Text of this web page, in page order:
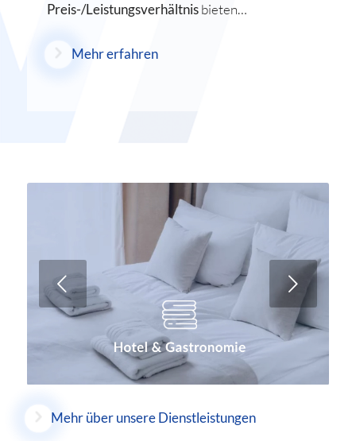
Preis-/Leistungsverhältnisbieten…
Mehr erfahren
Weiter
Mehr über unsere Dienstleistungen